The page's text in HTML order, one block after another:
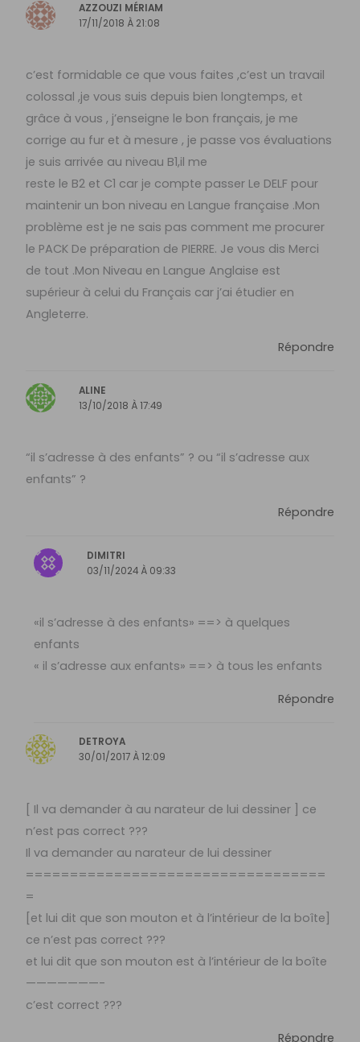
AZZOUZI MÉRIAM
17/11/2018 À 21:08
c’est formidable ce que vous faites ,c’est un travail
colossal ,je vous suis depuis bien longtemps, et
grâce à vous , j’enseigne le bon français, je me
corrige au fur et à mesure , je passe vos évaluations
je suis arrivée au niveau B1,il me
reste le B2 et C1 car je compte passer Le DELF pour
maintenir un bon niveau en Langue française .Mon
problème est je ne sais pas comment me procurer
le PACK De préparation de PIERRE. Je vous dis Merci
de tout .Mon Niveau en Langue Anglaise est
supérieur à celui du Français car j’ai étudier en
Angleterre.
Répondre
ALINE
13/10/2018 À 17:49
“il s’adresse à des enfants” ? ou “il s’adresse aux
enfants” ?
Répondre
DIMITRI
03/11/2024 À 09:33
«il s’adresse à des enfants» ==> à quelques
enfants
« il s’adresse aux enfants» ==> à tous les enfants
Répondre
DETROYA
30/01/2017 À 12:09
[ Il va demander à au narateur de lui dessiner ] ce
n’est pas correct ???
Il va demander au narateur de lui dessiner
==================================
=
[et lui dit que son mouton et à l’intérieur de la boîte]
ce n’est pas correct ???
et lui dit que son mouton est à l’intérieur de la boîte
———————-
c’est correct ???
Répondre